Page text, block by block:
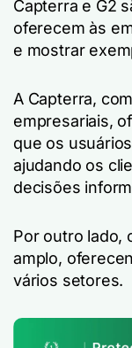
Capterra e G2
oferecem às
e mostrar
A Capterra,
empresariais,
que os
ajudando os
decisões
Por outro lado,
amplo,
vários setores.